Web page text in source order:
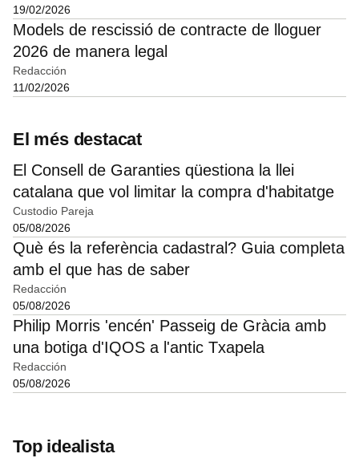
19/02/2026
Models de rescissió de contracte de lloguer
2026 de manera legal
Redacción
11/02/2026
El més destacat
El Consell de Garanties qüestiona la llei
catalana que vol limitar la compra d'habitatge
Custodio Pareja
05/08/2026
Què és la referència cadastral? Guia completa
amb el que has de saber
Redacción
05/08/2026
Philip Morris 'encén' Passeig de Gràcia amb
una botiga d'IQOS a l'antic Txapela
Redacción
05/08/2026
Top idealista